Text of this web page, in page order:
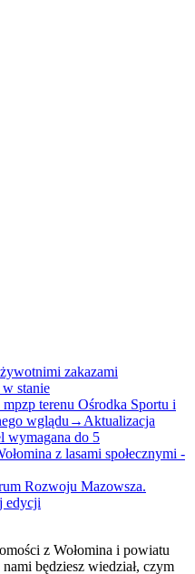
zakazami
stanie
terenu Ośrodka Sportu i
wglądu → Aktualizacja
wymagana do 5
z lasami społecznymi -
Rozwoju Mazowsza.
edycji
z Wołomina i powiatu
będziesz wiedział, czym